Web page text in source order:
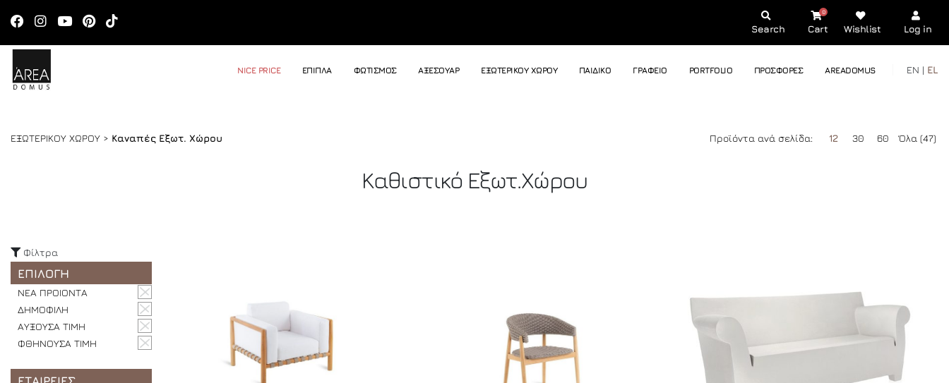
Search Cart
0
Wishlist Log in
NICE PRICE ΕΠΙΠΛΑ ΦΩΤΙΣΜΟΣ ΑΞΕΣΟΥΑΡ ΕΞΩΤΕΡΙΚΟΥ ΧΩΡΟΥ ΠΑΙΔΙΚΟ ΓΡΑΦΕΙΟ PORTFOLIO ΠΡΟΣΦΟΡΕΣ AREADOMUS EN | EL
ΕΞΩΤΕΡΙΚΟΥ ΧΩΡΟΥ > Καναπές Εξωτ. Χώρου Προϊόντα ανά σελίδα: 12 30 60 Όλα (47)
Καθιστικό Εξωτ.Χώρου
Φίλτρα
ΕΠΙΛΟΓΗ
ΝΕΑ ΠΡΟΙΟΝΤΑ
ΔΗΜΟΦΙΛΗ
ΑΥΞΟΥΣΑ ΤΙΜΗ
ΦΘΗΝΟΥΣΑ ΤΙΜΗ